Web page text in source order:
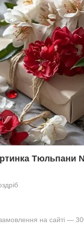
Тюльпани
на сайті —